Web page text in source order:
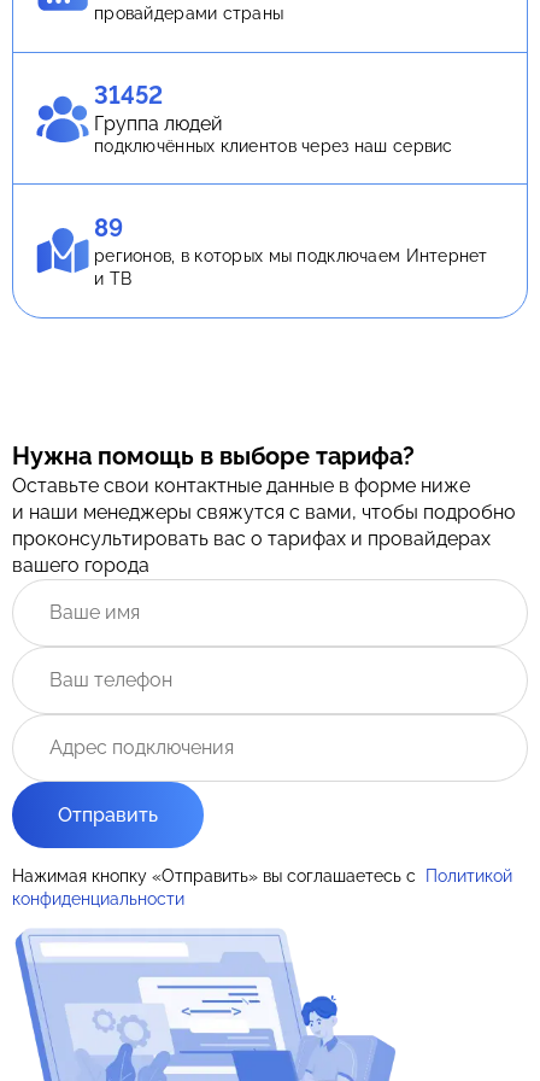
провайдерами страны
31452
Группа людей
подключённых клиентов через наш сервис
89
регионов, в которых мы подключаем Интернет
и ТВ
Нужна помощь в выборе тарифа?
Оставьте свои контактные данные в форме ниже
и наши менеджеры свяжутся с вами, чтобы подробно
проконсультировать вас о тарифах и провайдерах
вашего города
Отправить
Нажимая кнопку «Отправить» вы соглашаетесь с
Политикой
конфиденциальности